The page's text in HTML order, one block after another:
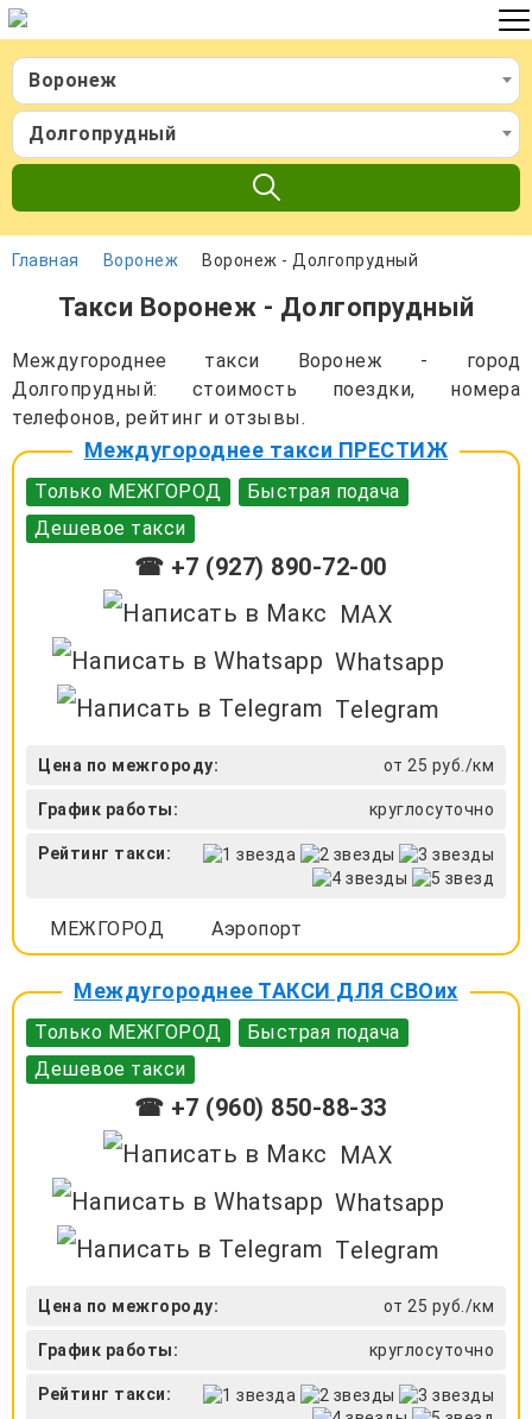
Воронеж
Долгопрудный
Главная Воронеж Воронеж - Долгопрудный
Такси Воронеж - Долгопрудный
Междугороднее такси Воронеж - город
Долгопрудный: стоимость поездки, номера
телефонов, рейтинг и отзывы.
Междугороднее такси ПРЕСТИЖ
Только МЕЖГОРОД
Быстрая подача
Дешевое такси
☎ +7 (927) 890-72-00
MAX
Whatsapp
Telegram
Цена по межгороду: от 25 руб./км
График работы: круглосуточно
Рейтинг такси:
МЕЖГОРОД Аэропорт
Междугороднее ТАКСИ ДЛЯ СВОих
Только МЕЖГОРОД
Быстрая подача
Дешевое такси
☎ +7 (960) 850-88-33
MAX
Whatsapp
Telegram
Цена по межгороду: от 25 руб./км
График работы: круглосуточно
Рейтинг такси: